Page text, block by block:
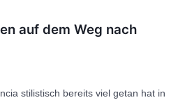
auf dem Weg nach
stilistisch bereits viel getan hat in